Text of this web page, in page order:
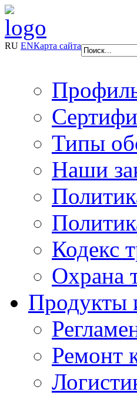
RU ENКарта сайта
Типы
Наши
Кодекс
Охрана
Продукты
Ремонт